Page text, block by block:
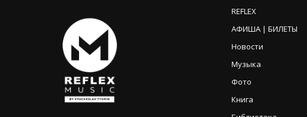
REFLEX
АФИША | БИЛЕТЫ
Новости
Музыка
Фото
Книга